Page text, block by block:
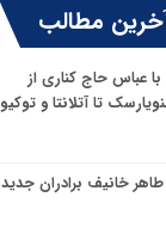
مطالب
عباس حاج کناری از
تا آتلانتا و توکیو
خانیف برادران جدید